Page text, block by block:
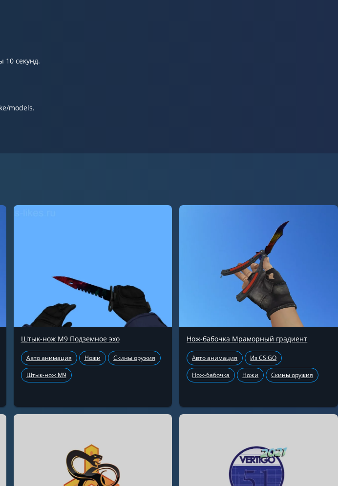
10 секунд.
models.
Штык-нож М9 Подземное эхо
Авто анимация Ножи Скины оружия
Штык-нож М9
Нож-бабочка Мраморный градиент
Авто анимация Из CS:GO
Нож-бабочка Ножи Скины оружия